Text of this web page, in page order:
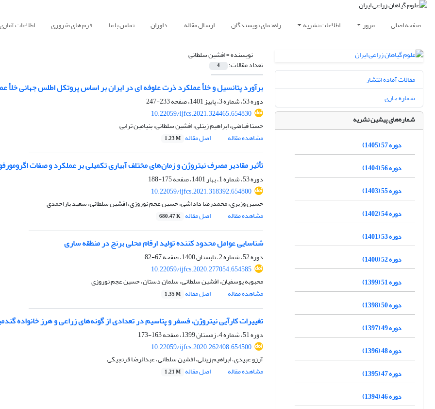
صفحه اصلی مرور اطلاعات نشریه راهنمای نویسندگان ارسال مقاله داوران تماس با ما فرم های ضروری اطلاعات
نویسنده =افشین سلطانی
تعداد مقالات: 4
برآورد پتانسیل و خلأ عملکرد ذرت علوفه ای در ایران بر اساس پروتکل اطلس جهانی خلأ
دوره 53، شماره 3، پاییز 1401، صفحه
233-247
10.22059/ijfcs.2021.324465.654830
حسنا فیاضی، ابراهیم زینلی، افشین سلطانی، بنیامین ترابی
مشاهده مقاله
اصل مقاله 1.23 M
تأثیر مقادیر مصرف نیتروژن و زمان‌های مختلف آبیاری تکمیلی بر عملکرد و صفات
دوره 53، شماره 1، بهار 1401، صفحه
175-188
10.22059/ijfcs.2021.318392.654800
حسین وزیری، محمدرضا داداشی، حسین عجم نوروزی، افشین سلطانی، سعید یاراحمدی
مشاهده مقاله
اصل مقاله 680.47 K
شناسایی عوامل محدود کننده تولید ارقام محلی برنج در منطقه ساری
دوره 52، شماره 2، تابستان 1400، صفحه
67-82
10.22059/ijfcs.2020.277054.654585
محبوبه یوسفیان، افشین سلطانی، سلمان دستان، حسین عجم نوروزی
مشاهده مقاله
اصل مقاله 1.35 M
تغییرات کارآیی نیتروژن، فسفر و پتاسیم در تعدادی از گونه‌های زراعی و هرز خانواده
دوره 51، شماره 4، زمستان 1399، صفحه
163-173
10.22059/ijfcs.2020.262408.654500
آرزو عبیدی، ابراهیم زینلی، افشین سلطانی، عبدالرضا قرنجیکی
مشاهده مقاله
اصل مقاله 1.21 M
مقالات آماده انتشار
شماره جاری
شماره‌های پیشین نشریه
دوره 57 (1405)
دوره 56 (1404)
دوره 55 (1403)
دوره 54 (1402)
دوره 53 (1401)
دوره 52 (1400)
دوره 51 (1399)
دوره 50 (1398)
دوره 49 (1397)
دوره 48 (1396)
دوره 47 (1395)
دوره 46 (1394)